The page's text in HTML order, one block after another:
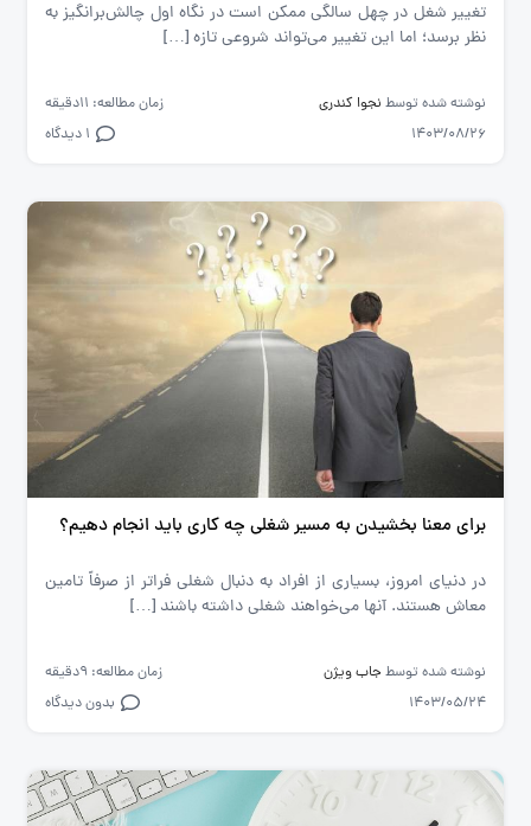
تغییر شغل در چهل سالگی ممکن است در نگاه اول چالش‌برانگیز به
نظر برسد؛ اما این تغییر می‌تواند شروعی تازه […]
نوشته شده توسط نجوا کندری
زمان مطالعه: 11دقیقه
1403/08/26
1 دیدگاه
برای معنا بخشیدن به مسیر شغلی چه کاری باید انجام دهیم؟
در دنیای امروز، بسیاری از افراد به دنبال شغلی فراتر از صرفاً تامین
معاش هستند. آنها می‌خواهند شغلی داشته باشند […]
نوشته شده توسط جاب ویژن
زمان مطالعه: 9دقیقه
1403/05/24
بدون دیدگاه